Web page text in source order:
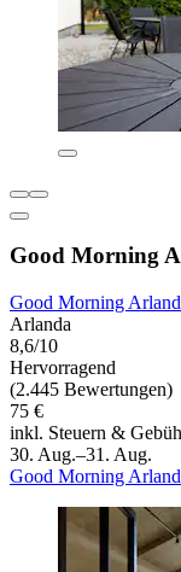
Good Morning
Good Morning
Arlanda
8,6/10
Hervorragend
(2.445 Bewertungen)
75 €
inkl. Steuern &
30. Aug.–31. Aug.
Good Morning